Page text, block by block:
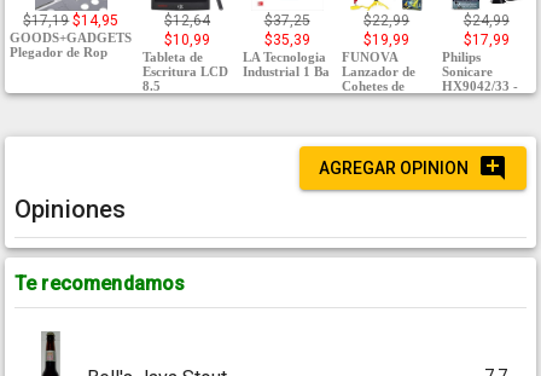
$17,19 $14,95
GOODS+GADGETS
Plegador de Rop
$12,64
$10,99
Tableta de
Escritura LCD
8.5
$37,25
$35,39
LA Tecnologia
Industrial 1 Ba
$22,99
$19,99
FUNOVA
Lanzador de
Cohetes de
$24,99
$17,99
Philips
Sonicare
HX9042/33 -
AGREGAR OPINION
Opiniones
Te recomendamos